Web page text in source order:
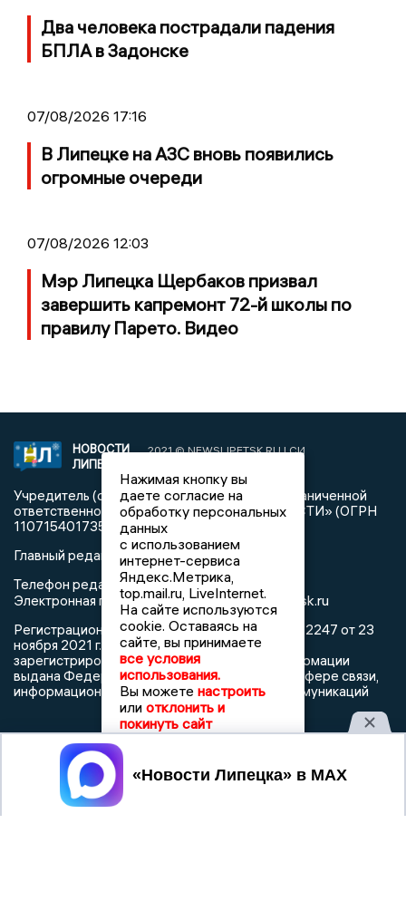
Два человека пострадали падения
БПЛА в Задонске
07/08/2026 17:16
В Липецке на АЗС вновь появились
огромные очереди
07/08/2026 12:03
Мэр Липецка Щербаков призвал
завершить капремонт 72-й школы по
правилу Парето. Видео
НОВОСТИ
ЛИПЕЦКА
2021 © NEWSLIPETSK.RU | СИ
Учредитель (соучредители): Общество с ограниченной
ответственностью «РЕГИОНАЛЬНЫЕ НОВОСТИ» (ОГРН
1107154017354)
Главный редактор: Герцог Е.Г.
Телефон редакции: +7 903 699 9427
Электронная почта редакции:info@newslipetsk.ru
Регистрационный номер: серия Эл № ФС77-82247 от 23
ноября 2021 г. согласно выписке из реестра
зарегистрированных средств массовой информации
выдана Федеральной службой по надзору в сфере связи,
информационных технологий и массовых коммуникаций
Нажимая кнопку вы
даете согласие на
обработку персональных
данных
с использованием
интернет-сервиса
Яндекс.Метрика,
top.mail.ru, LiveInternet.
На сайте используются
cookie. Оставаясь на
сайте, вы принимаете
все условия
использования.
Вы можете настроить
или отклонить и
покинуть сайт
Принять